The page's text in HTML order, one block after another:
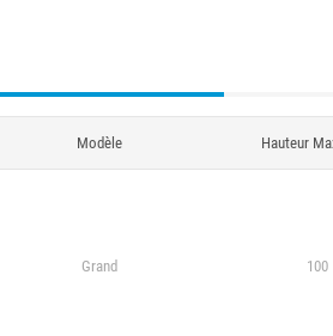
Modèle Hauteur
Grand 100